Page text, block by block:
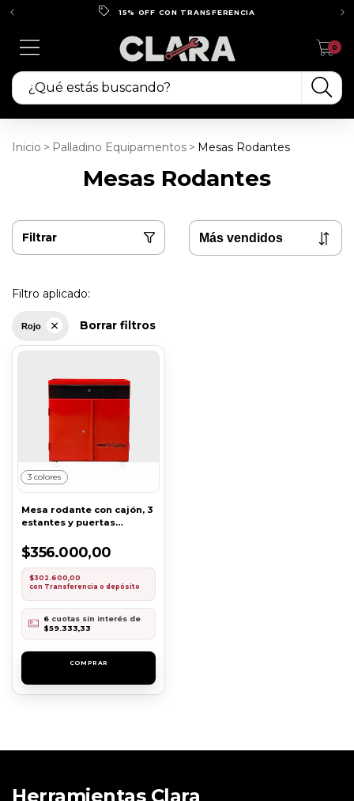
15% OFF CON TRANSFERENCIA
0
Inicio > Palladino Equipamentos > Mesas Rodantes
Mesas Rodantes
Filtrar
Filtro aplicado:
Rojo Borrar filtros
3 colores
Mesa rodante con cajón, 3
estantes y puertas
$356.000,00
$302.600,00
con Transferencia o depósito
6 cuotas sin interés de
$59.333,33
COMPRAR
Herramientas Clara